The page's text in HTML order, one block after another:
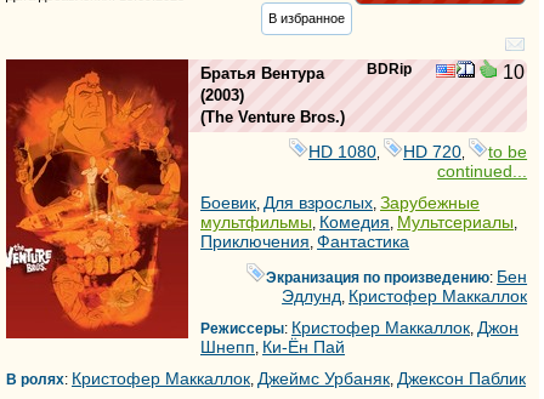
В избранное
BDRip 10
Братья Вентура
(2003)
(The Venture Bros.)
HD 1080 HD 720
to be
continued...
Боевик, Для взрослых, Зарубежные
мультфильмы, Комедия, Мультсериалы,
Приключения, Фантастика
Экранизация по произведению: Бен
Эдлунд, Кристофер Маккаллок
Режиссеры: Кристофер Маккаллок, Джон
Шнепп, Ки-Ён Пай
В ролях: Кристофер Маккаллок, Джеймс Урбаняк, Джексон Паблик